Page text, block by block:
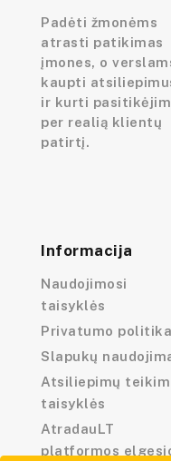
Padėti žmonėms
atrasti patikimas
įmones, o
kaupti
ir kurti
per realią klientų
patirtį.
Informacija
Naudojimosi
taisyklės
Privatumo politika
Slapukų
Atsiliepimų
taisyklės
AtradauLT
platformos